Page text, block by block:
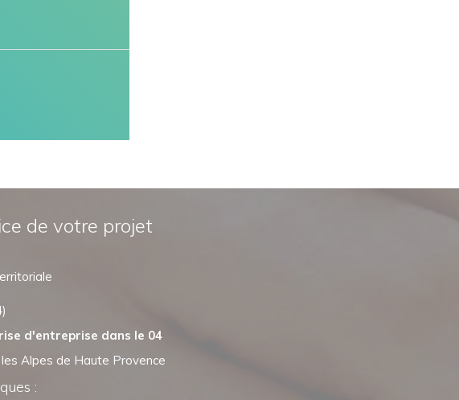
de votre projet
d'entreprise dans le 04
Alpes de Haute Provence
: